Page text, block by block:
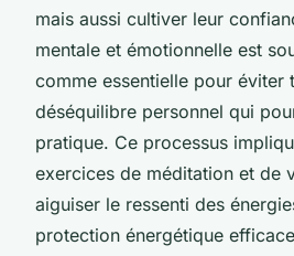
mais aussi cultiver leur
mentale et émotionnelle est
comme essentielle pour éviter
déséquilibre personnel qui
pratique. Ce processus
exercices de méditation et de
aiguiser le ressenti des
protection énergétique